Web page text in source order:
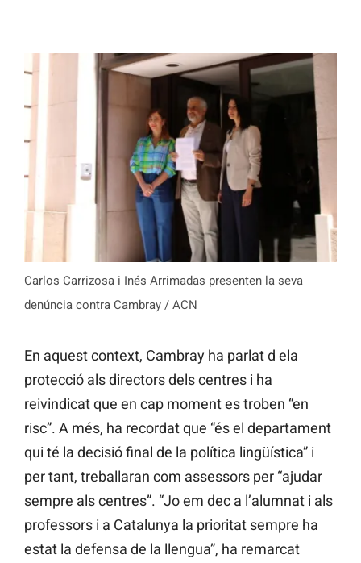
Carlos Carrizosa i Inés Arrimadas presenten la seva
denúncia contra Cambray / ACN
En aquest context, Cambray ha parlat d ela
protecció als directors dels centres i ha
reivindicat que en cap moment es troben “en
risc”. A més, ha recordat que “és el departament
qui té la decisió final de la política lingüística” i
per tant, treballaran com assessors per “ajudar
sempre als centres”. “Jo em dec a l’alumnat i als
professors i a Catalunya la prioritat sempre ha
estat la defensa de la llengua”, ha remarcat